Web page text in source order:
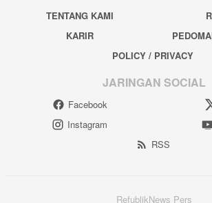
TENTANG KAMI
KARIR
POLICY / PRIVACY
JARINGAN SOCIAL
Facebook
Instagram
RSS
RefublikNews Pers